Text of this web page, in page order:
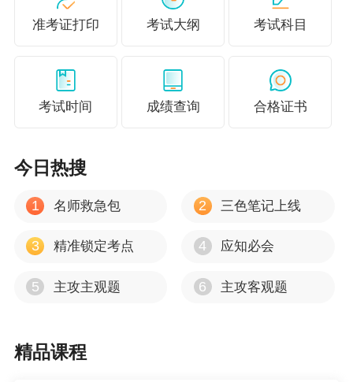
倍正保币！报分就有奖！还在等什么？赶紧参与
准备备考2025年注会考试的萌新们不要再默默观
望啦，快来投入到2025年备考中吧，提早备考，
不要错过！
准考证打印 考试大纲 考试科目
考试时间 成绩查询 合格证书
今日热搜
1 名师救急包 2 三色笔记上线
3 精准锁定考点 4 应知必会
5 主攻主观题 6 主攻客观题
精品课程